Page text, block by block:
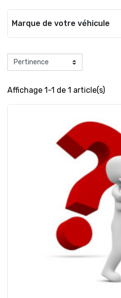
Marque de votre véhicule
Affichage 1-1 de 1 article(s)